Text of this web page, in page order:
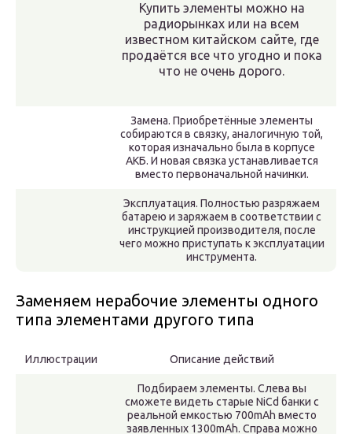
Купить элементы можно на
радиорынках или на всем
известном китайском сайте, где
продаётся все что угодно и пока
что не очень дорого.
Замена. Приобретённые элементы
собираются в связку, аналогичную той,
которая изначально была в корпусе
АКБ. И новая связка устанавливается
вместо первоначальной начинки.
Эксплуатация. Полностью разряжаем
батарею и заряжаем в соответствии с
инструкцией производителя, после
чего можно приступать к эксплуатации
инструмента.
Заменяем нерабочие элементы одного
типа элементами другого типа
Иллюстрации Описание действий
Подбираем элементы. Слева вы
сможете видеть старые NiCd банки с
реальной емкостью 700mAh вместо
заявленных 1300mAh. Справа можно